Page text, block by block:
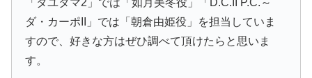
「タユタマ2」では「如月美冬役」「D.C.II P.C.～
ダ・カーポII」では「朝倉由姫役」を担当していま
すので、好きな方はぜひ調べて頂けたらと思いま
す。